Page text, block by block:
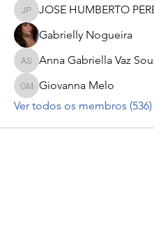
JOSE HUMBERTO PERES
JOSE HUMBERTO
Gabrielly Nogueira
Anna Gabriella Vaz Souza Souza
Giovanna Melo
Giovanna Melo
Ver todos os membros (536)